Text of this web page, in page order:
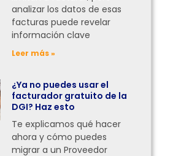
analizar los datos de esas
facturas puede revelar
información clave
Leer más »
¿Ya no puedes usar el
facturador gratuito de la
DGI? Haz esto
Te explicamos qué hacer
ahora y cómo puedes
migrar a un Proveedor